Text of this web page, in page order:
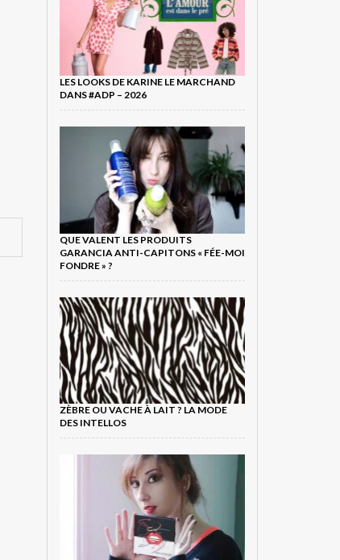
LES LOOKS DE KARINE LE MARCHAND
DANS #ADP – 2026
QUE VALENT LES PRODUITS
GARANCIA ANTI-CAPITONS « FÉE-MOI
FONDRE » ?
ZÈBRE OU VACHE À LAIT ? LA MODE
DES INTELLOS